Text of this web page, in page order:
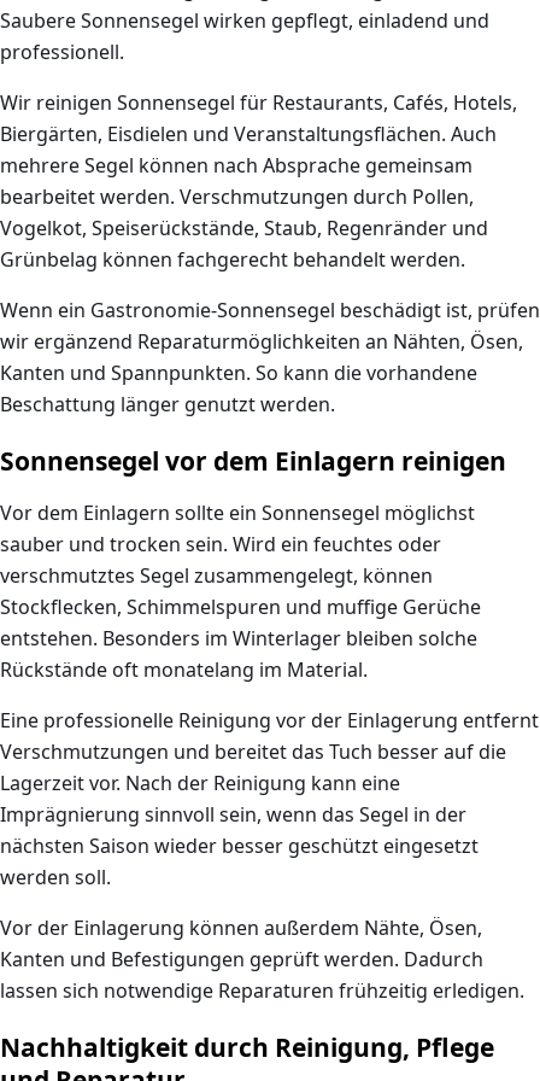
Saubere Sonnensegel wirken gepflegt, einladend und
professionell.
Wir reinigen Sonnensegel für Restaurants, Cafés, Hotels,
Biergärten, Eisdielen und Veranstaltungsflächen. Auch
mehrere Segel können nach Absprache gemeinsam
bearbeitet werden. Verschmutzungen durch Pollen,
Vogelkot, Speiserückstände, Staub, Regenränder und
Grünbelag können fachgerecht behandelt werden.
Wenn ein Gastronomie-Sonnensegel beschädigt ist, prüfen
wir ergänzend Reparaturmöglichkeiten an Nähten, Ösen,
Kanten und Spannpunkten. So kann die vorhandene
Beschattung länger genutzt werden.
Sonnensegel vor dem Einlagern reinigen
Vor dem Einlagern sollte ein Sonnensegel möglichst
sauber und trocken sein. Wird ein feuchtes oder
verschmutztes Segel zusammengelegt, können
Stockflecken, Schimmelspuren und muffige Gerüche
entstehen. Besonders im Winterlager bleiben solche
Rückstände oft monatelang im Material.
Eine professionelle Reinigung vor der Einlagerung entfernt
Verschmutzungen und bereitet das Tuch besser auf die
Lagerzeit vor. Nach der Reinigung kann eine
Imprägnierung sinnvoll sein, wenn das Segel in der
nächsten Saison wieder besser geschützt eingesetzt
werden soll.
Vor der Einlagerung können außerdem Nähte, Ösen,
Kanten und Befestigungen geprüft werden. Dadurch
lassen sich notwendige Reparaturen frühzeitig erledigen.
Nachhaltigkeit durch Reinigung, Pflege